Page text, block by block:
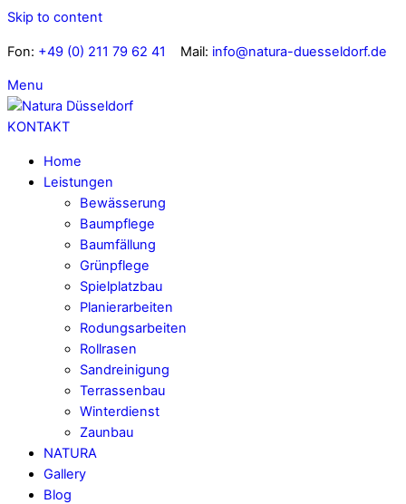
Skip to content
Fon: +49 (0) 211 79 62 41 Mail: info@natura-duesseldorf.de
Menu
KONTAKT
Home
Leistungen
Bewässerung
Baumpflege
Baumfällung
Grünpflege
Spielplatzbau
Planierarbeiten
Rodungsarbeiten
Rollrasen
Sandreinigung
Terrassenbau
Winterdienst
Zaunbau
NATURA
Gallery
Blog